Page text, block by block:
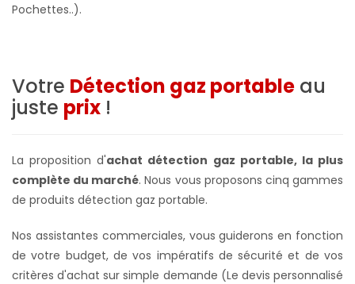
Pochettes..).
Votre Détection gaz portable au
juste prix !
La proposition d'achat détection gaz portable, la plus
complète du marché. Nous vous proposons cinq gammes
de produits détection gaz portable.
Nos assistantes commerciales, vous guiderons en fonction
de votre budget, de vos impératifs de sécurité et de vos
critères d'achat sur simple demande (Le devis personnalisé